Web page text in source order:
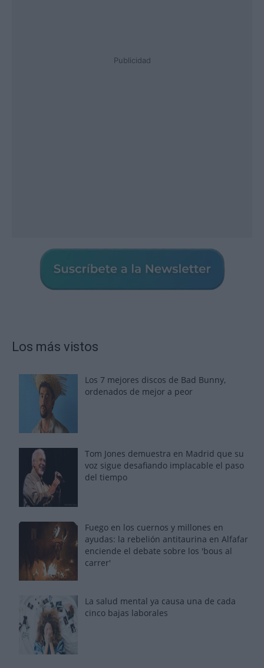
Publicidad
Los más vistos
Los 7 mejores discos de Bad Bunny,
ordenados de mejor a peor
Tom Jones demuestra en Madrid que su
voz sigue desafiando implacable el paso
del tiempo
Fuego en los cuernos y millones en
ayudas: la rebelión antitaurina en Alfafar
enciende el debate sobre los 'bous al
carrer'
La salud mental ya causa una de cada
cinco bajas laborales